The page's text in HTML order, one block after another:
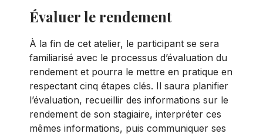
Évaluer le rendement
À la fin de cet atelier, le participant se sera
familiarisé avec le processus d’évaluation du
rendement et pourra le mettre en pratique en
respectant cinq étapes clés. Il saura planifier
l’évaluation, recueillir des informations sur le
rendement de son stagiaire, interpréter ces
mêmes informations, puis communiquer ses